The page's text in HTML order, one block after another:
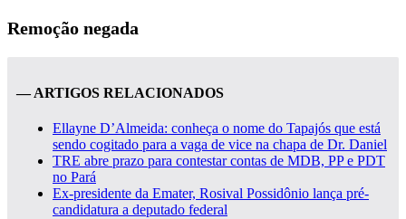
Remoção negada
— ARTIGOS RELACIONADOS
Ellayne D’Almeida: conheça o nome do Tapajós que está
sendo cogitado para a vaga de vice na chapa de Dr. Daniel
TRE abre prazo para contestar contas de MDB, PP e PDT
no Pará
Ex-presidente da Emater, Rosival Possidônio lança pré-
candidatura a deputado federal